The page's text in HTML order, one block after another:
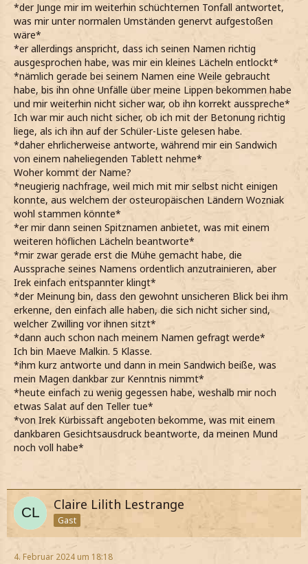
*der Junge mir im weiterhin schüchternen Tonfall antwortet,
was mir unter normalen Umständen genervt aufgestoßen
wäre*
*er allerdings anspricht, dass ich seinen Namen richtig
ausgesprochen habe, was mir ein kleines Lächeln entlockt*
*nämlich gerade bei seinem Namen eine Weile gebraucht
habe, bis ihn ohne Unfälle über meine Lippen bekommen habe
und mir weiterhin nicht sicher war, ob ihn korrekt ausspreche*
Ich war mir auch nicht sicher, ob ich mit der Betonung richtig
liege, als ich ihn auf der Schüler-Liste gelesen habe.
*daher ehrlicherweise antworte, während mir ein Sandwich
von einem naheliegenden Tablett nehme*
Woher kommt der Name?
*neugierig nachfrage, weil mich mit mir selbst nicht einigen
konnte, aus welchem der osteuropäischen Ländern Wozniak
wohl stammen könnte*
*er mir dann seinen Spitznamen anbietet, was mit einem
weiteren höflichen Lächeln beantworte*
*mir zwar gerade erst die Mühe gemacht habe, die
Aussprache seines Namens ordentlich anzutrainieren, aber
Irek einfach entspannter klingt*
*der Meinung bin, dass den gewohnt unsicheren Blick bei ihm
erkenne, den einfach alle haben, die sich nicht sicher sind,
welcher Zwilling vor ihnen sitzt*
*dann auch schon nach meinem Namen gefragt werde*
Ich bin Maeve Malkin. 5 Klasse.
*ihm kurz antworte und dann in mein Sandwich beiße, was
mein Magen dankbar zur Kenntnis nimmt*
*heute einfach zu wenig gegessen habe, weshalb mir noch
etwas Salat auf den Teller tue*
*von Irek Kürbissaft angeboten bekomme, was mit einem
dankbaren Gesichtsausdruck beantworte, da meinen Mund
noch voll habe*
Claire Lilith Lestrange
Gast
4. Februar 2024 um 18:18